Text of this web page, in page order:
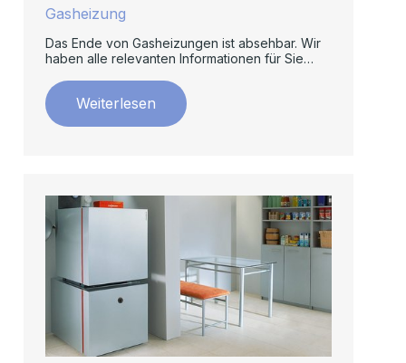
Gasheizung
Das Ende von Gasheizungen ist absehbar. Wir
haben alle relevanten Informationen für Sie
Weiterlesen